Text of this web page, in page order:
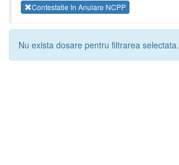
Contestatie In Anulare NCPP
Nu exista dosare pentru filtrarea selectata.